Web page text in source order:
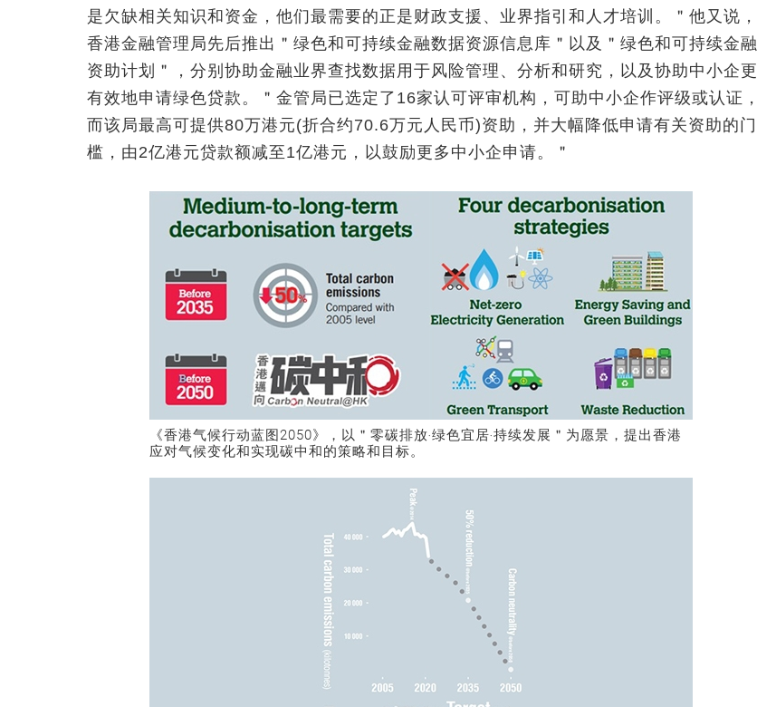
是欠缺相关知识和资金，他们最需要的正是财政支援、业界指引和人才培训。＂他又 说 ，
香港金融管理局先后推出＂绿色和可持续金融数据资源信息库＂以及＂绿色和可持续金融
资助计划＂，分别协助金融业界查找数据用于风险管理、分析和研究，以及协助中小企更
有效地申请绿色贷款。＂金管局已选定了16家认可评审机构，可助中小企作评级或认证，
而该局最高可提供80万港元(折合约70.6万元人民币)资助，并大幅降低申请有关资助的门
槛，由2亿港元贷款额减至1亿港元，以鼓励更多中小企申请。＂
《香港气候行动蓝图2050》，以＂零碳排放‧绿色宜居‧持续发展＂为愿景，提出香港
应对气候变化和实现碳中和的策略和目标。